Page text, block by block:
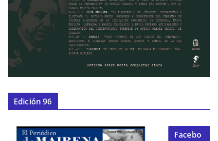
Edición 96
Facebo